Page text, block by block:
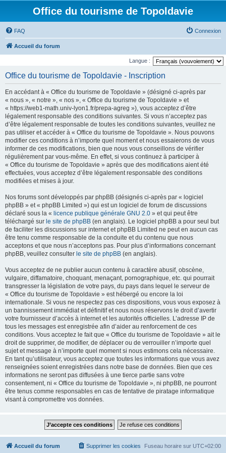
Office du tourisme de Topoldavie
FAQ Connexion
Accueil du forum
Langue :
Office du tourisme de Topoldavie - Inscription
En accédant à « Office du tourisme de Topoldavie » (désigné ci-après par
« nous », « notre », « nos », « Office du tourisme de Topoldavie » et
« https://web1-math.univ-lyon1.fr/prepa-agreg »), vous acceptez d’être
légalement responsable des conditions suivantes. Si vous n’acceptez pas
d’être légalement responsable de toutes les conditions suivantes, veuillez ne
pas utiliser et accéder à « Office du tourisme de Topoldavie ». Nous pouvons
modifier ces conditions à n’importe quel moment et nous essaierons de vous
informer de ces modifications, bien que nous vous conseillons de vérifier
régulièrement par vous-même. En effet, si vous continuez à participer à
« Office du tourisme de Topoldavie » après que des modifications aient été
effectuées, vous acceptez d’être légalement responsable des conditions
modifiées et mises à jour.
Nos forums sont développés par phpBB (désignés ci-après par « logiciel
phpBB » et « phpBB Limited ») qui est un logiciel de forum de discussions
déclaré sous la « licence publique générale GNU 2.0 » et qui peut être
téléchargé sur le site de phpBB (en anglais). Le logiciel phpBB a pour seul but
de faciliter les discussions sur internet et phpBB Limited ne peut en aucun cas
être tenu comme responsable de la conduite et du contenu que nous
acceptons et que nous n’acceptons pas. Pour plus d’informations concernant
phpBB, veuillez consulter le site de phpBB (en anglais).
Vous acceptez de ne publier aucun contenu à caractère abusif, obscène,
vulgaire, diffamatoire, choquant, menaçant, pornographique, etc. qui pourrait
transgresser la législation de votre pays, du pays dans lequel le serveur de
« Office du tourisme de Topoldavie » est hébergé ou encore la loi
internationale. Si vous ne respectez pas ces dispositions, vous vous exposez à
un bannissement immédiat et définitif et nous nous réservons le droit d’avertir
votre fournisseur d’accès à internet et les autorités officielles. L’adresse IP de
tous les messages est enregistrée afin d’aider au renforcement de ces
conditions. Vous acceptez le fait que « Office du tourisme de Topoldavie » ait le
droit de supprimer, de modifier, de déplacer ou de verrouiller n’importe quel
sujet et message à n’importe quel moment si nous estimons cela nécessaire.
En tant qu’utilisateur, vous acceptez que toutes les informations que vous avez
renseignées soient enregistrées dans notre base de données. Bien que ces
informations ne seront pas diffusées à une tierce partie sans votre
consentement, ni « Office du tourisme de Topoldavie », ni phpBB, ne pourront
être tenus comme responsables en cas de tentative de piratage informatique
visant à compromettre vos données.
Accueil du forum Fuseau horaire sur UTC+02:00
Supprimer les cookies